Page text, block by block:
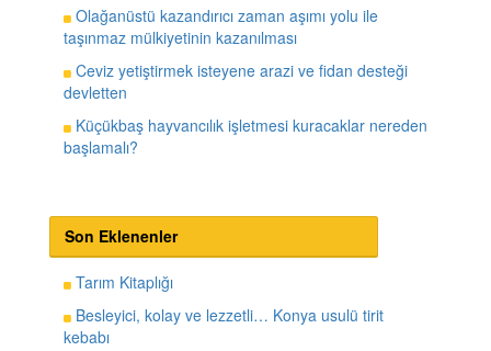
Olağanüstü kazandırıcı zaman aşımı yolu ile
taşınmaz mülkiyetinin kazanılması
Ceviz yetiştirmek isteyene arazi ve fidan desteği
devletten
Küçükbaş hayvancılık işletmesi kuracaklar nereden
başlamalı?
Son Eklenenler
Tarım Kitaplığı
Besleyici, kolay ve lezzetli… Konya usulü tirit
kebabı